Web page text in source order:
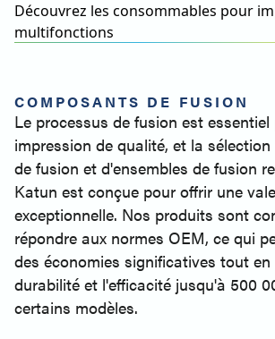
Découvrez les consommables pour
multifonctions
COMPOSANTS DE FUSION
Le processus de fusion est
impression de qualité, et la
de fusion et d'ensembles de fusion
Katun est conçue pour offrir une
exceptionnelle. Nos produits sont
répondre aux normes OEM, ce qui
des économies significatives tout
durabilité et l'efficacité jusqu'à 500
certains modèles.